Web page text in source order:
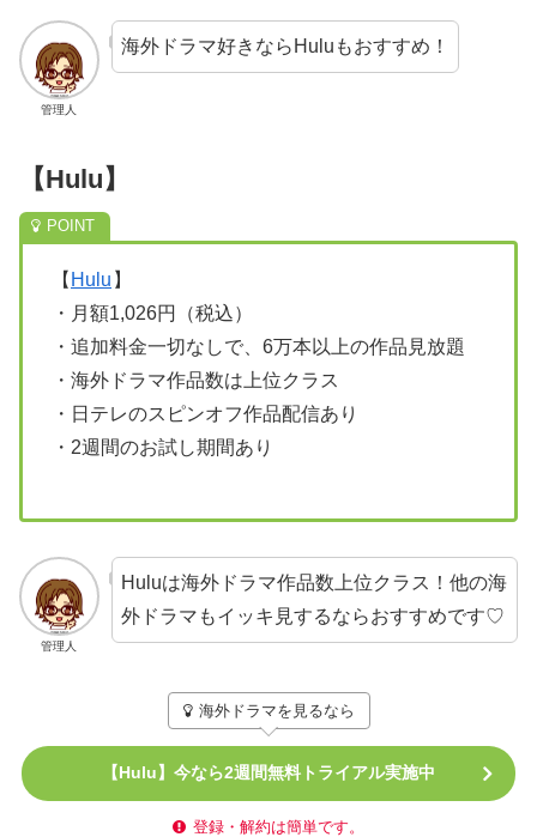
管理人
海外ドラマ好きならHuluもおすすめ！
【Hulu】
【 Hulu 】
・月額1,026円（税込）
・追加料金一切なしで、6万本以上の作品見放題
・海外ドラマ作品数は上位クラス
・日テレのスピンオフ作品配信あり
・2週間のお試し期間あり
管理人
Huluは海外ドラマ作品数上位クラス！他の海
外ドラマもイッキ見するならおすすめです♡
海外ドラマを見るなら
【Hulu】今なら2週間無料トライアル実施中
登録・解約は簡単です。